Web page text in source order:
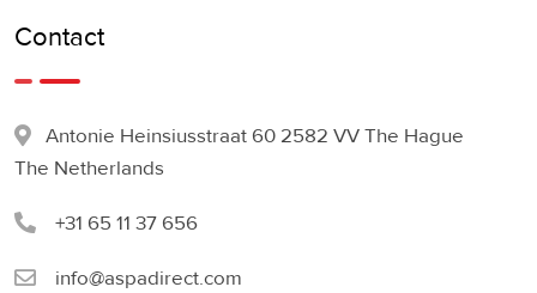
Contact
Antonie Heinsiusstraat 60 2582 VV The Hague
The Netherlands
+31 65 11 37 656
info@aspadirect.com